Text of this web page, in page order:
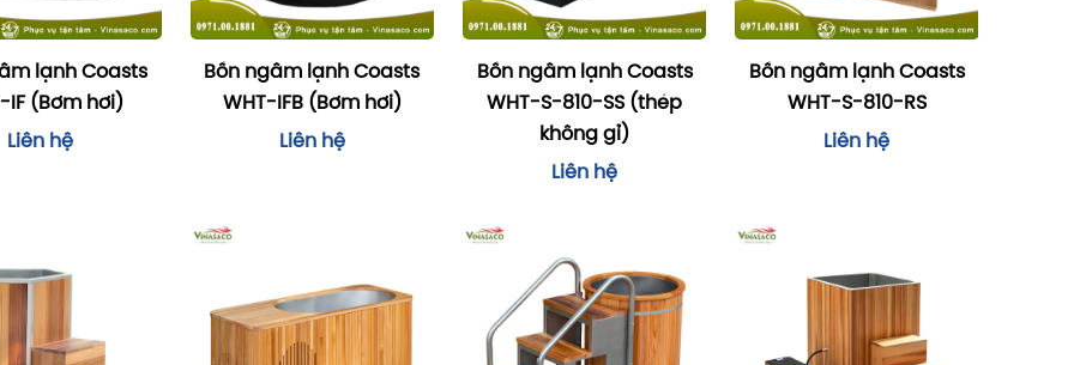
lạnh Coasts
IF (Bơm hơi)
Liên hệ
Bồn ngâm lạnh Coasts
WHT-IFB (Bơm hơi)
Liên hệ
Bồn ngâm lạnh Coasts
WHT-S-810-SS (thép
không gỉ)
Liên hệ
Bồn ngâm lạnh Coasts
WHT-S-810-RS
Liên hệ